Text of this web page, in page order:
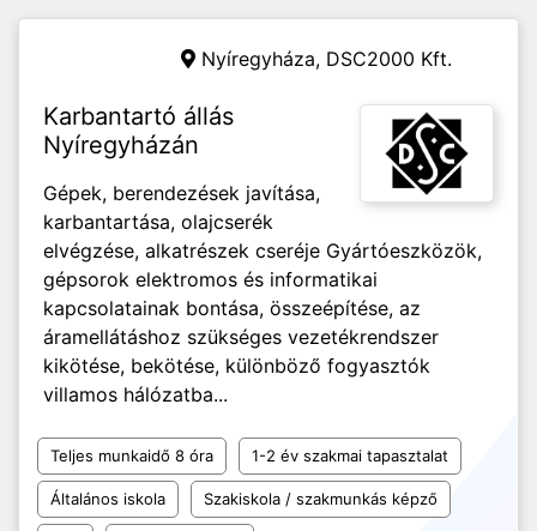
Nyíregyháza, DSC2000 Kft.
Karbantartó állás
Nyíregyházán
Gépek, berendezések javítása,
karbantartása, olajcserék
elvégzése, alkatrészek cseréje Gyártóeszközök,
gépsorok elektromos és informatikai
kapcsolatainak bontása, összeépítése, az
áramellátáshoz szükséges vezetékrendszer
kikötése, bekötése, különböző fogyasztók
villamos hálózatba...
Teljes munkaidő 8 óra 1-2 év szakmai tapasztalat
Általános iskola Szakiskola / szakmunkás képző